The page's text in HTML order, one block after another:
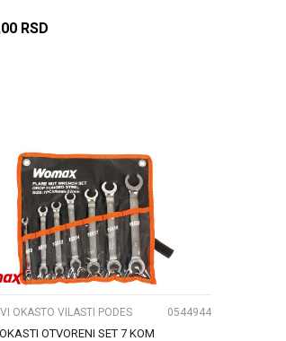
RSD
UPOREDI
OKASTO VILASTI PODES 0544944
OTVORENI SET 7 KOM